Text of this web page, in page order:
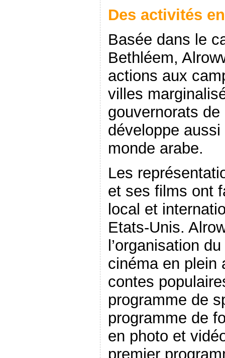
Des activités
Basée dans le
Bethléem,
actions aux
villes
gouvernorats de
développe
monde arabe.
Les
et ses films ont
local et
Etats-Unis.
l’organisation
cinéma en plein
contes
programme de
programme de
en photo et
premier